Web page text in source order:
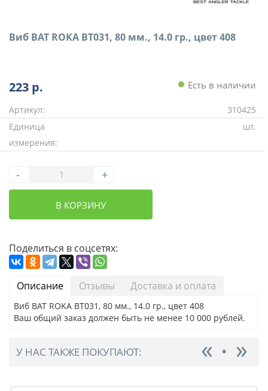
Виб BAT ROKA BT031, 80 мм., 14.0 гр., цвет 408
223 р. Есть в наличии
Артикул:
310425
Единица
измерения:
шт.
- +
В КОРЗИНУ
Поделиться в соцсетях:
Описание Отзывы Доставка и оплата
Виб BAT ROKA BT031, 80 мм., 14.0 гр., цвет 408
Ваш общий заказ должен быть не менее 10 000 рублей.
У НАС ТАКЖЕ ПОКУПАЮТ: